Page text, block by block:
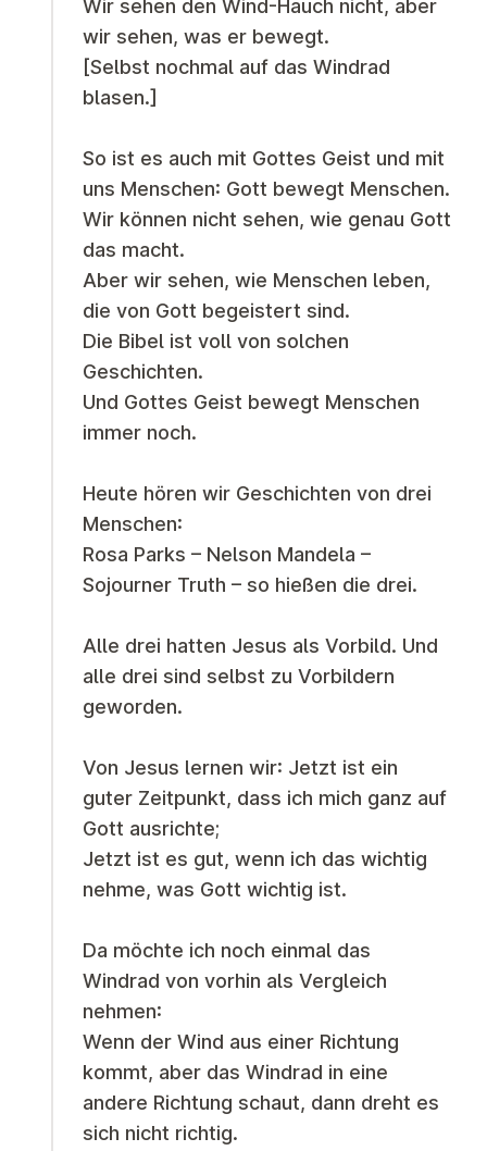
Wir sehen den Wind-Hauch nicht, aber
wir sehen, was er bewegt.
[Selbst nochmal auf das Windrad
blasen.]
So ist es auch mit Gottes Geist und mit
uns Menschen: Gott bewegt Menschen.
Wir können nicht sehen, wie genau Gott
das macht.
Aber wir sehen, wie Menschen leben,
die von Gott begeistert sind.
Die Bibel ist voll von solchen
Geschichten.
Und Gottes Geist bewegt Menschen
immer noch.
Heute hören wir Geschichten von drei
Menschen:
Rosa Parks – Nelson Mandela –
Sojourner Truth – so hießen die drei.
Alle drei hatten Jesus als Vorbild. Und
alle drei sind selbst zu Vorbildern
geworden.
Von Jesus lernen wir: Jetzt ist ein
guter Zeitpunkt, dass ich mich ganz auf
Gott ausrichte;
Jetzt ist es gut, wenn ich das wichtig
nehme, was Gott wichtig ist.
Da möchte ich noch einmal das
Windrad von vorhin als Vergleich
nehmen:
Wenn der Wind aus einer Richtung
kommt, aber das Windrad in eine
andere Richtung schaut, dann dreht es
sich nicht richtig.